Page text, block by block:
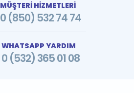
MÜŞTERİ HİZMETLERİ
0 (850) 532 74 74
WHATSAPP YARDIM
0 (532) 365 01 08